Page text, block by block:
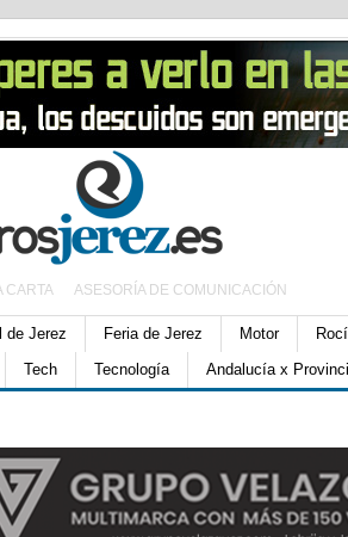
CARTA ASESORÍA DE COMUNICACIÓN
de Jerez Feria de Jerez Motor
Tech Tecnología Andalucía x